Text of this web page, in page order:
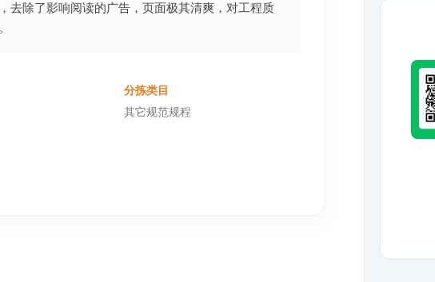
去除了影响阅读的广告，页面极其清爽，对工程质
分拣类目
其它规范规程